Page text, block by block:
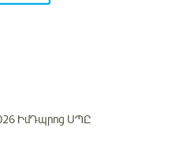
ԻմԴպրոց ՍՊԸ